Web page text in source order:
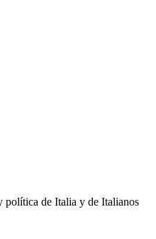
política de Italia y de Italianos